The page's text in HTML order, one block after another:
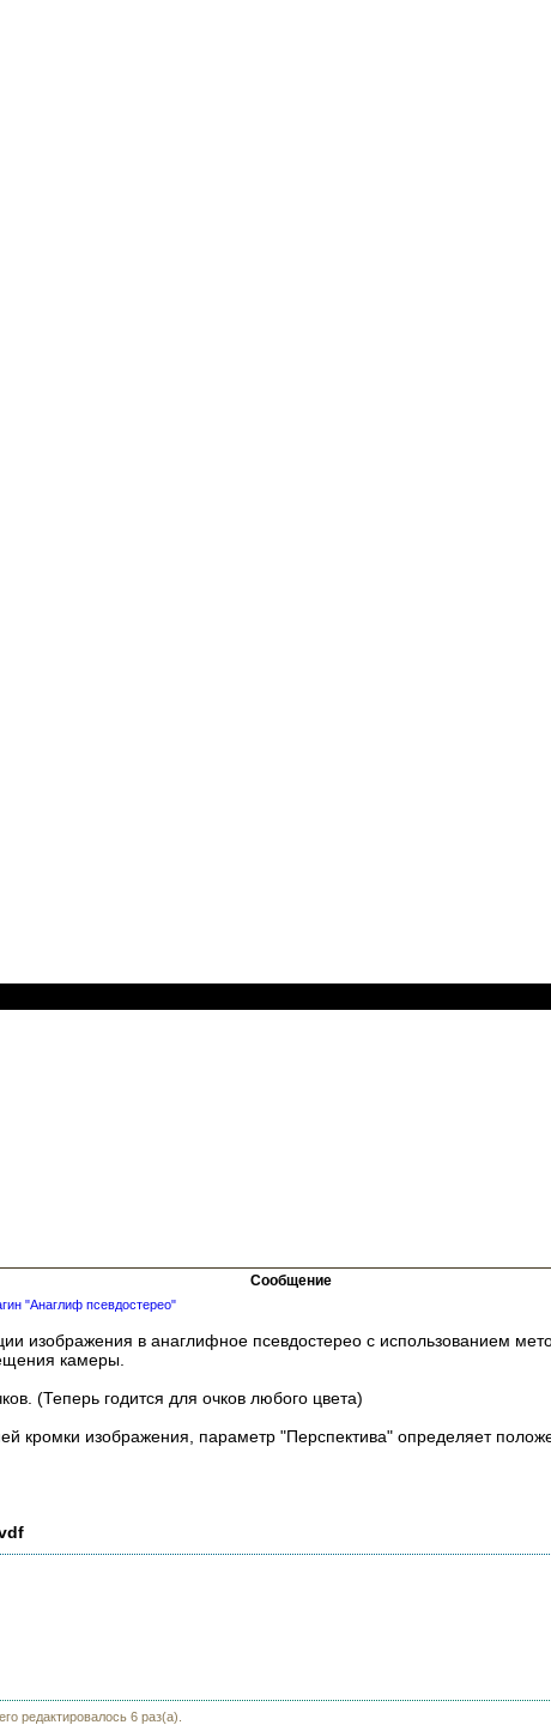
Сообщение
"Анаглиф псевдостерео"
изображения в анаглифное псевдостерео с использованием
камеры.
(Теперь годится для очков любого цвета)
кромки изображения, параметр "Перспектива" определяет
редактировалось 6 раз(а).